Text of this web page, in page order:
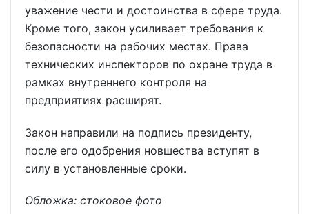
уважение чести и достоинства в сфере труда.
Кроме того, закон усиливает требования к
безопасности на рабочих местах. Права
технических инспекторов по охране труда в
рамках внутреннего контроля на
предприятиях расширят.
Закон направили на подпись президенту,
после его одобрения новшества вступят в
силу в установленные сроки.
Обложка: стоковое фото